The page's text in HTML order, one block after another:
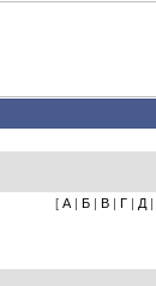
[ А| Б| В| Г| Д|